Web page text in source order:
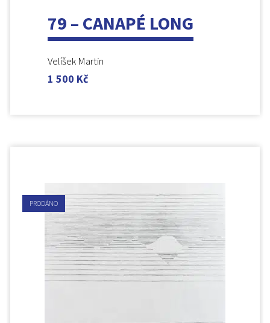
79 – CANAPÉ LONG
Velíšek Martin
1 500 Kč
PRODÁNO